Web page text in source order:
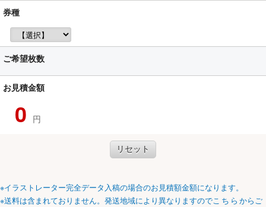
券種
ご希望枚数
お見積金額
0 円
リセット
※イラストレーター完全データ入稿の場合のお見積額金額になります。
※送料は含まれておりません。発送地域により異なりますのでこちら からご